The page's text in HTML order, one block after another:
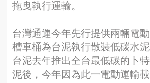
拖曳執行運輸。
台灣通運今年先行提供兩輛電
槽車桶為台泥執行散裝低碳水泥
台泥去年推出全台最低碳的卜
泥後，今年因為此一電動運輸載